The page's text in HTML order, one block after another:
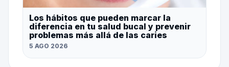
Los hábitos que pueden marcar la
diferencia en tu salud bucal y prevenir
problemas más allá de las caries
5 AGO 2026